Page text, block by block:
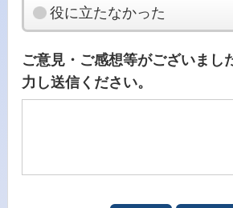
役に立たなかった
ご意見・ご感想等がございまし
力し送信ください。